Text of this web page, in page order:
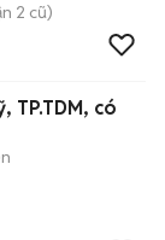
2 cũ)
TP.TDM, có